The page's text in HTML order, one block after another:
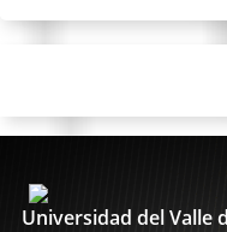
Universidad del Valle